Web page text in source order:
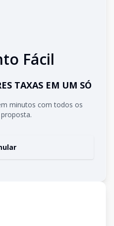
Fácil
TAXAS EM UM SÓ
minutos com todos os